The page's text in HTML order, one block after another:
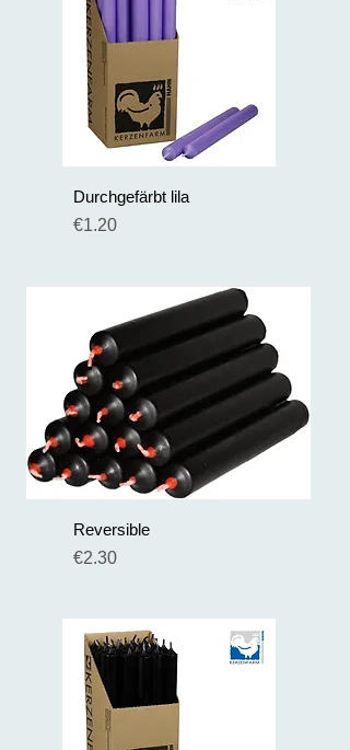
Durchgefärbt lila
Preis
€1.20
Reversible
Preis
€2.30